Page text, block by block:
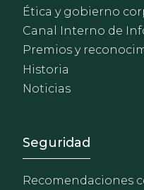
Ética y gobierno
Canal Interno de
Premios y
Historia
Noticias
Footer -
Seguridad
Recomendaciones